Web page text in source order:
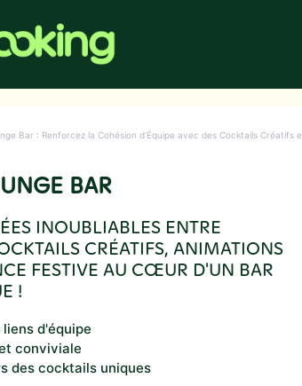
Bar : Renforcez la Cohésion d’Équipe avec des Cocktails Créatifs
BAR
INOUBLIABLES ENTRE
CRÉATIFS, ANIMATIONS
FESTIVE AU CŒUR D'UN BAR
!
d'équipe
conviviale
des cocktails uniques